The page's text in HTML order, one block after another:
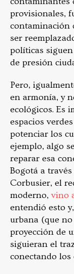
provisionales,
contaminación
ser
políticas
de presión
Pero,
en armonía, y
ecológicos. Es
espacios
potenciar los
ejemplo, algo
reparar esa
Bogotá a
Corbusier, el
moderno, vino
entendió esto
urbana (que
proyección de
siguieran el
conectando los